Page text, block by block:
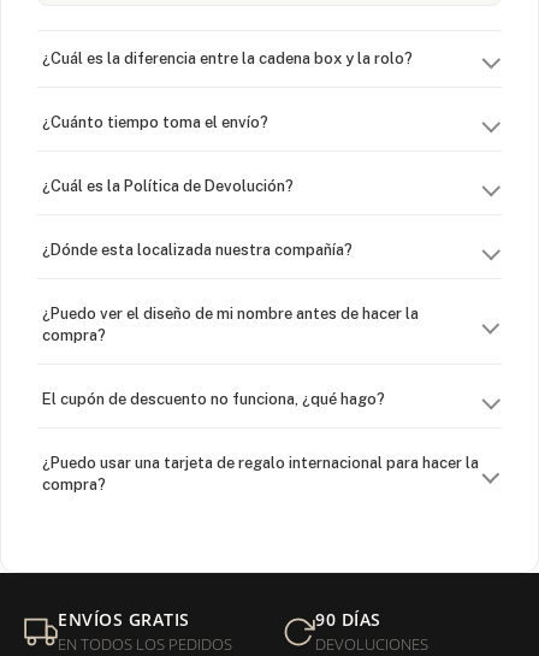
¿Cuál es la diferencia entre la cadena box y la rolo?
¿Cuánto tiempo toma el envío?
¿Cuál es la Política de Devolución?
¿Dónde esta localizada nuestra compañía?
¿Puedo ver el diseño de mi nombre antes de hacer la
compra?
El cupón de descuento no funciona, ¿qué hago?
¿Puedo usar una tarjeta de regalo internacional para hacer la
compra?
Mi orden fue devuelta por USPS, ¿qué hago para que sea
entregada?
ENVÍOS GRATIS
EN TODOS LOS PEDIDOS
90 DÍAS
DEVOLUCIONES